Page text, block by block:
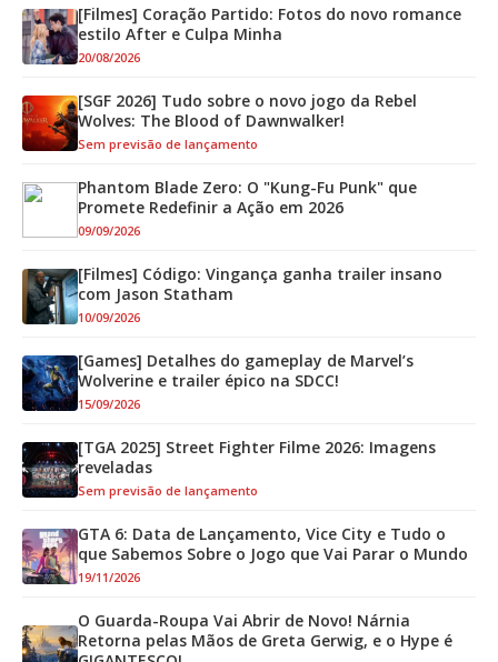
[Filmes] Coração Partido: Fotos do novo romance
estilo After e Culpa Minha
20/08/2026
[SGF 2026] Tudo sobre o novo jogo da Rebel
Wolves: The Blood of Dawnwalker!
Sem previsão de lançamento
Phantom Blade Zero: O "Kung-Fu Punk" que
Promete Redefinir a Ação em 2026
09/09/2026
[Filmes] Código: Vingança ganha trailer insano
com Jason Statham
10/09/2026
[Games] Detalhes do gameplay de Marvel’s
Wolverine e trailer épico na SDCC!
15/09/2026
[TGA 2025] Street Fighter Filme 2026: Imagens
reveladas
Sem previsão de lançamento
GTA 6: Data de Lançamento, Vice City e Tudo o
que Sabemos Sobre o Jogo que Vai Parar o Mundo
19/11/2026
O Guarda-Roupa Vai Abrir de Novo! Nárnia
Retorna pelas Mãos de Greta Gerwig, e o Hype é